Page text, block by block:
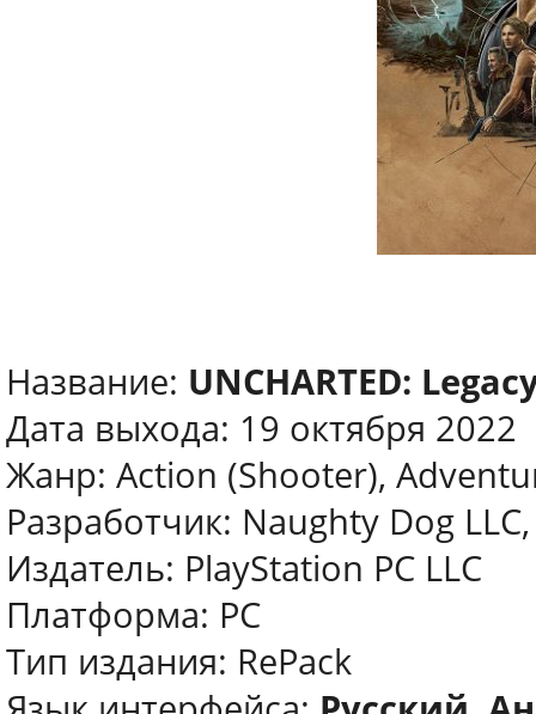
Название: UNCHARTED:
Дата выхода: 19 октября 2022
Жанр: Action (Shooter),
Разработчик: Naughty Dog
Издатель: PlayStation PC LLC
Платформа: PC
Тип издания: RePack